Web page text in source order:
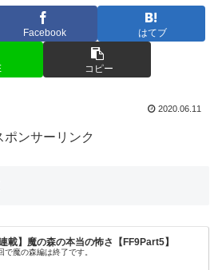
Facebook はてブ
コピー
2020.06.11
ポンサーリンク
連載】魔の森の本当の怖さ【FF9Part5】
で魔の森編は終了です。